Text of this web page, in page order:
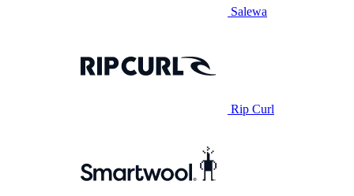
Salewa
Rip Curl